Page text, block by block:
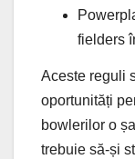
fielders
Aceste reguli
oportunități
bowlerilor o
trebuie să-și